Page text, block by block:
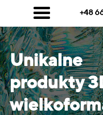
+48
Unikalne
produkty